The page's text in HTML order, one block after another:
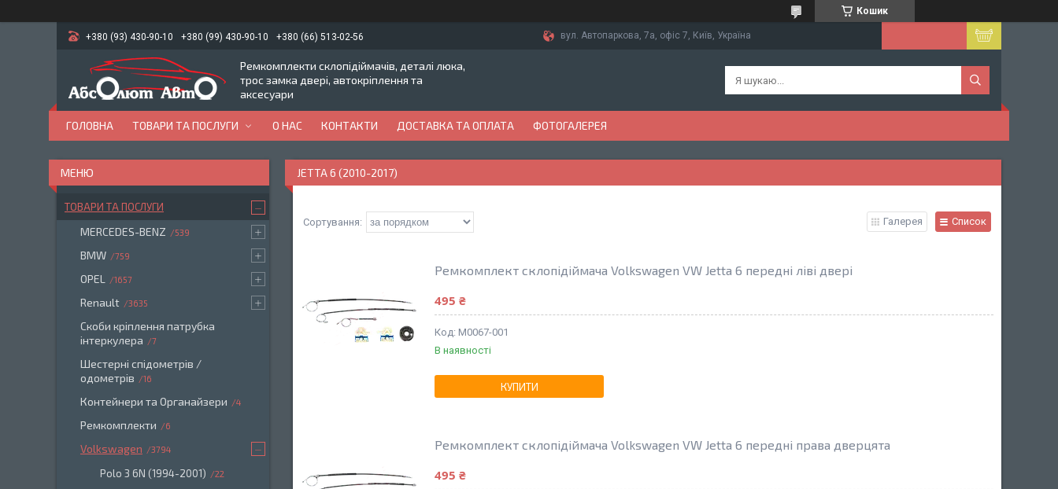
Кошик
+380 (93) 430-90-10 +380 (99) 430-90-10 +380 (66) 513-02-56 вул. Автопаркова, 7а, офіс 7, Київ, Україна
Ремкомплекти склопідіймачів, деталі люка,
трос замка двері, автокріплення та
аксесуари
ГОЛОВНА ТОВАРИ ТА ПОСЛУГИ О НАС КОНТАКТИ ДОСТАВКА ТА ОПЛАТА ФОТОГАЛЕРЕЯ
JETTA 6 (2010-2017)
Галерея Список
Ремкомплект склопідіймача Volkswagen VW Jetta 6 передні ліві двері
495 ₴
M0067-001
В наявності
КУПИТИ
Ремкомплект склопідіймача Volkswagen VW Jetta 6 передні права дверцята
495 ₴
ТОВАРИ ТА ПОСЛУГИ
MERCEDES-BENZ 539
BMW 759
OPEL 1657
Renault 3635
Скоби кріплення патрубка
інтеркулера
7
Шестерні спідометрів /
одометрів
16
Контейнери та Органайзери 4
Ремкомплекти 6
Volkswagen 3794
Polo 3 6N (1994-2001) 22